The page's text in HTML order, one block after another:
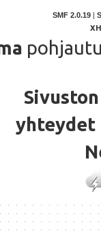
SMF 2.0.19 |
yhteydet